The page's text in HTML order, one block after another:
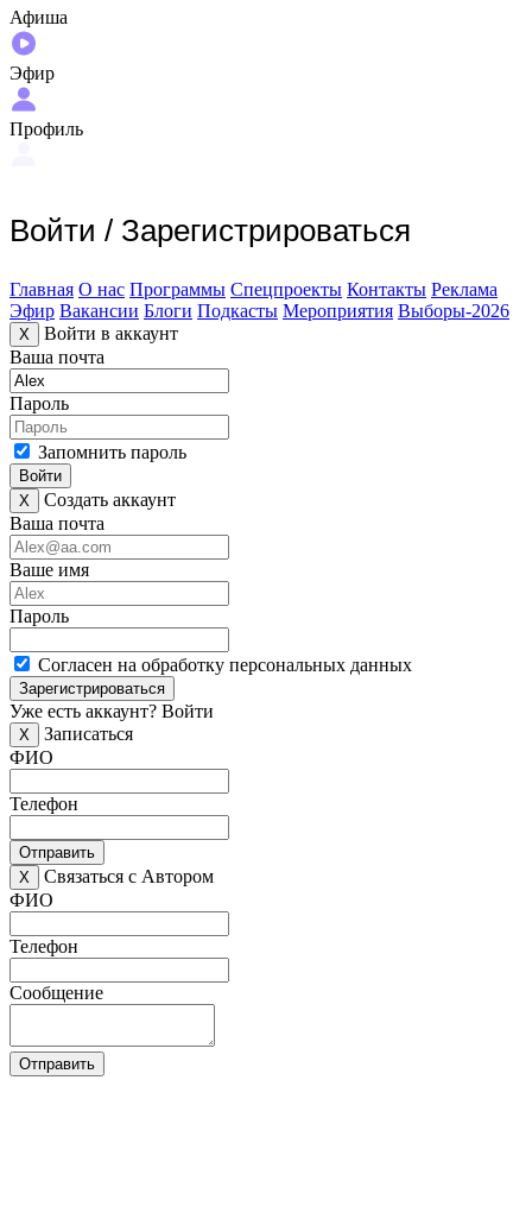
Афиша
Эфир
Профиль
Войти / Зарегистрироваться
Главная О нас Программы Спецпроекты Контакты Реклама
Эфир Вакансии Блоги Подкасты Мероприятия Выборы-2026
X
Войти в аккаунт
Ваша почта
Пароль
Запомнить пароль
Войти
X
Создать аккаунт
Ваша почта
Ваше имя
Пароль
Согласен на обработку персональных данных
Зарегистрироваться
Уже есть аккаунт? Войти
X
Записаться
ФИО
Телефон
Отправить
X
Связаться с Автором
ФИО
Телефон
Сообщение
Отправить